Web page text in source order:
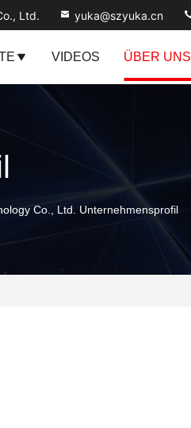
Ltd. yuka@szyuka.cn
VIDEOS ÜBER UNS
Co., Ltd. Unternehmensprofil